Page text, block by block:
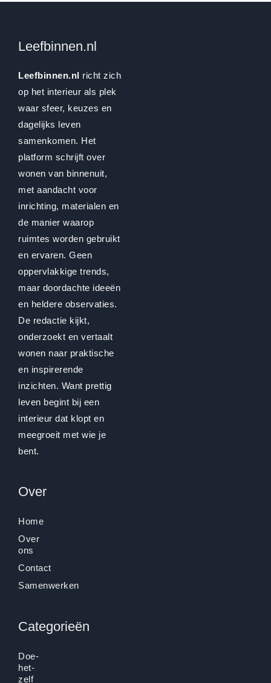
Leefbinnen.nl
Leefbinnen.nl richt zich
op het interieur als plek
waar sfeer, keuzes en
dagelijks leven
samenkomen. Het
platform schrijft over
wonen van binnenuit,
met aandacht voor
inrichting, materialen en
de manier waarop
ruimtes worden gebruikt
en ervaren. Geen
oppervlakkige trends,
maar doordachte ideeën
en heldere observaties.
De redactie kijkt,
onderzoekt en vertaalt
wonen naar praktische
en inspirerende
inzichten. Want prettig
leven begint bij een
interieur dat klopt en
meegroeit met wie je
bent.
Over
Home
Over
ons
Contact
Samenwerken
Categorieën
Doe-
het-
zelf